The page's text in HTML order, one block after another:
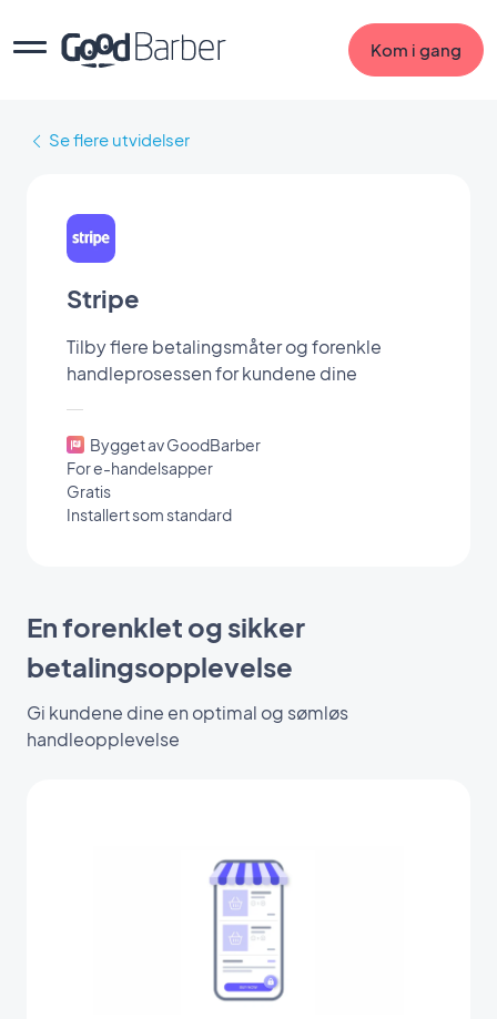
Kom i gang
Se flere utvidelser
Stripe
Tilby flere betalingsmåter og forenkle
handleprosessen for kundene dine
Bygget av GoodBarber
For e-handelsapper
Gratis
Installert som standard
En forenklet og sikker
betalingsopplevelse
Gi kundene dine en optimal og sømløs
handleopplevelse